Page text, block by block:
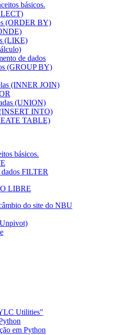
básicos.
(ORDER BY)
(LIKE)
de dados
(GROUP BY)
(INNER JOIN)
(UNION)
INTO)
TABLE)
básicos.
dados FILTER
LIBRE
do site do NBU
Utilities"
em Python